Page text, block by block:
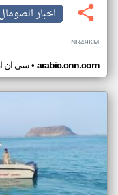
اخبار الصومال
NR49KM
سي ان• arabic.cnn.com